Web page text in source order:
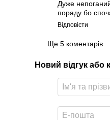
Дуже
пораду бо
Відповісти
Ще 5 коментарів
Новий відгук або